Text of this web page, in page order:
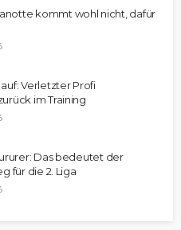
kommt wohl nicht, dafür
Verletzter Profi
im Training
Das bedeutet der
für die 2. Liga